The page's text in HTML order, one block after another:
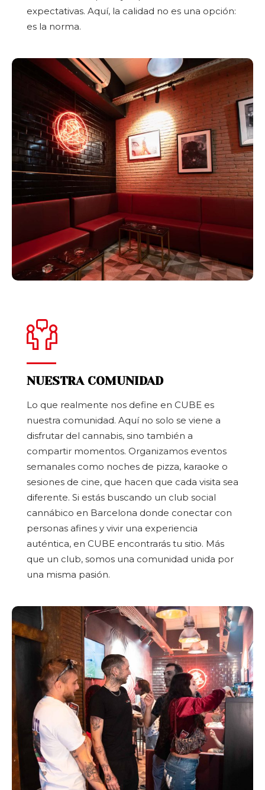
expectativas. Aquí, la calidad no es una opción:
es la norma.
NUESTRA COMUNIDAD
Lo que realmente nos define en CUBE es
nuestra comunidad. Aquí no solo se viene a
disfrutar del cannabis, sino también a
compartir momentos. Organizamos eventos
semanales como noches de pizza, karaoke o
sesiones de cine, que hacen que cada visita sea
diferente. Si estás buscando un club social
cannábico en Barcelona donde conectar con
personas afines y vivir una experiencia
auténtica, en CUBE encontrarás tu sitio. Más
que un club, somos una comunidad unida por
una misma pasión.